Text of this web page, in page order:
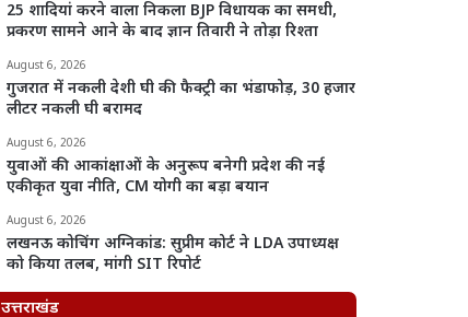
25 शादियां करने वाला निकला BJP विधायक का समधी,
प्रकरण सामने आने के बाद ज्ञान तिवारी ने तोड़ा रिश्ता
August 6, 2026
गुजरात में नकली देशी घी की फैक्ट्री का भंडाफोड़, 30 हजार
लीटर नकली घी बरामद
August 6, 2026
युवाओं की आकांक्षाओं के अनुरूप बनेगी प्रदेश की नई
एकीकृत युवा नीति, CM योगी का बड़ा बयान
August 6, 2026
लखनऊ कोचिंग अग्निकांड: सुप्रीम कोर्ट ने LDA उपाध्यक्ष
को किया तलब, मांगी SIT रिपोर्ट
उत्तराखंड